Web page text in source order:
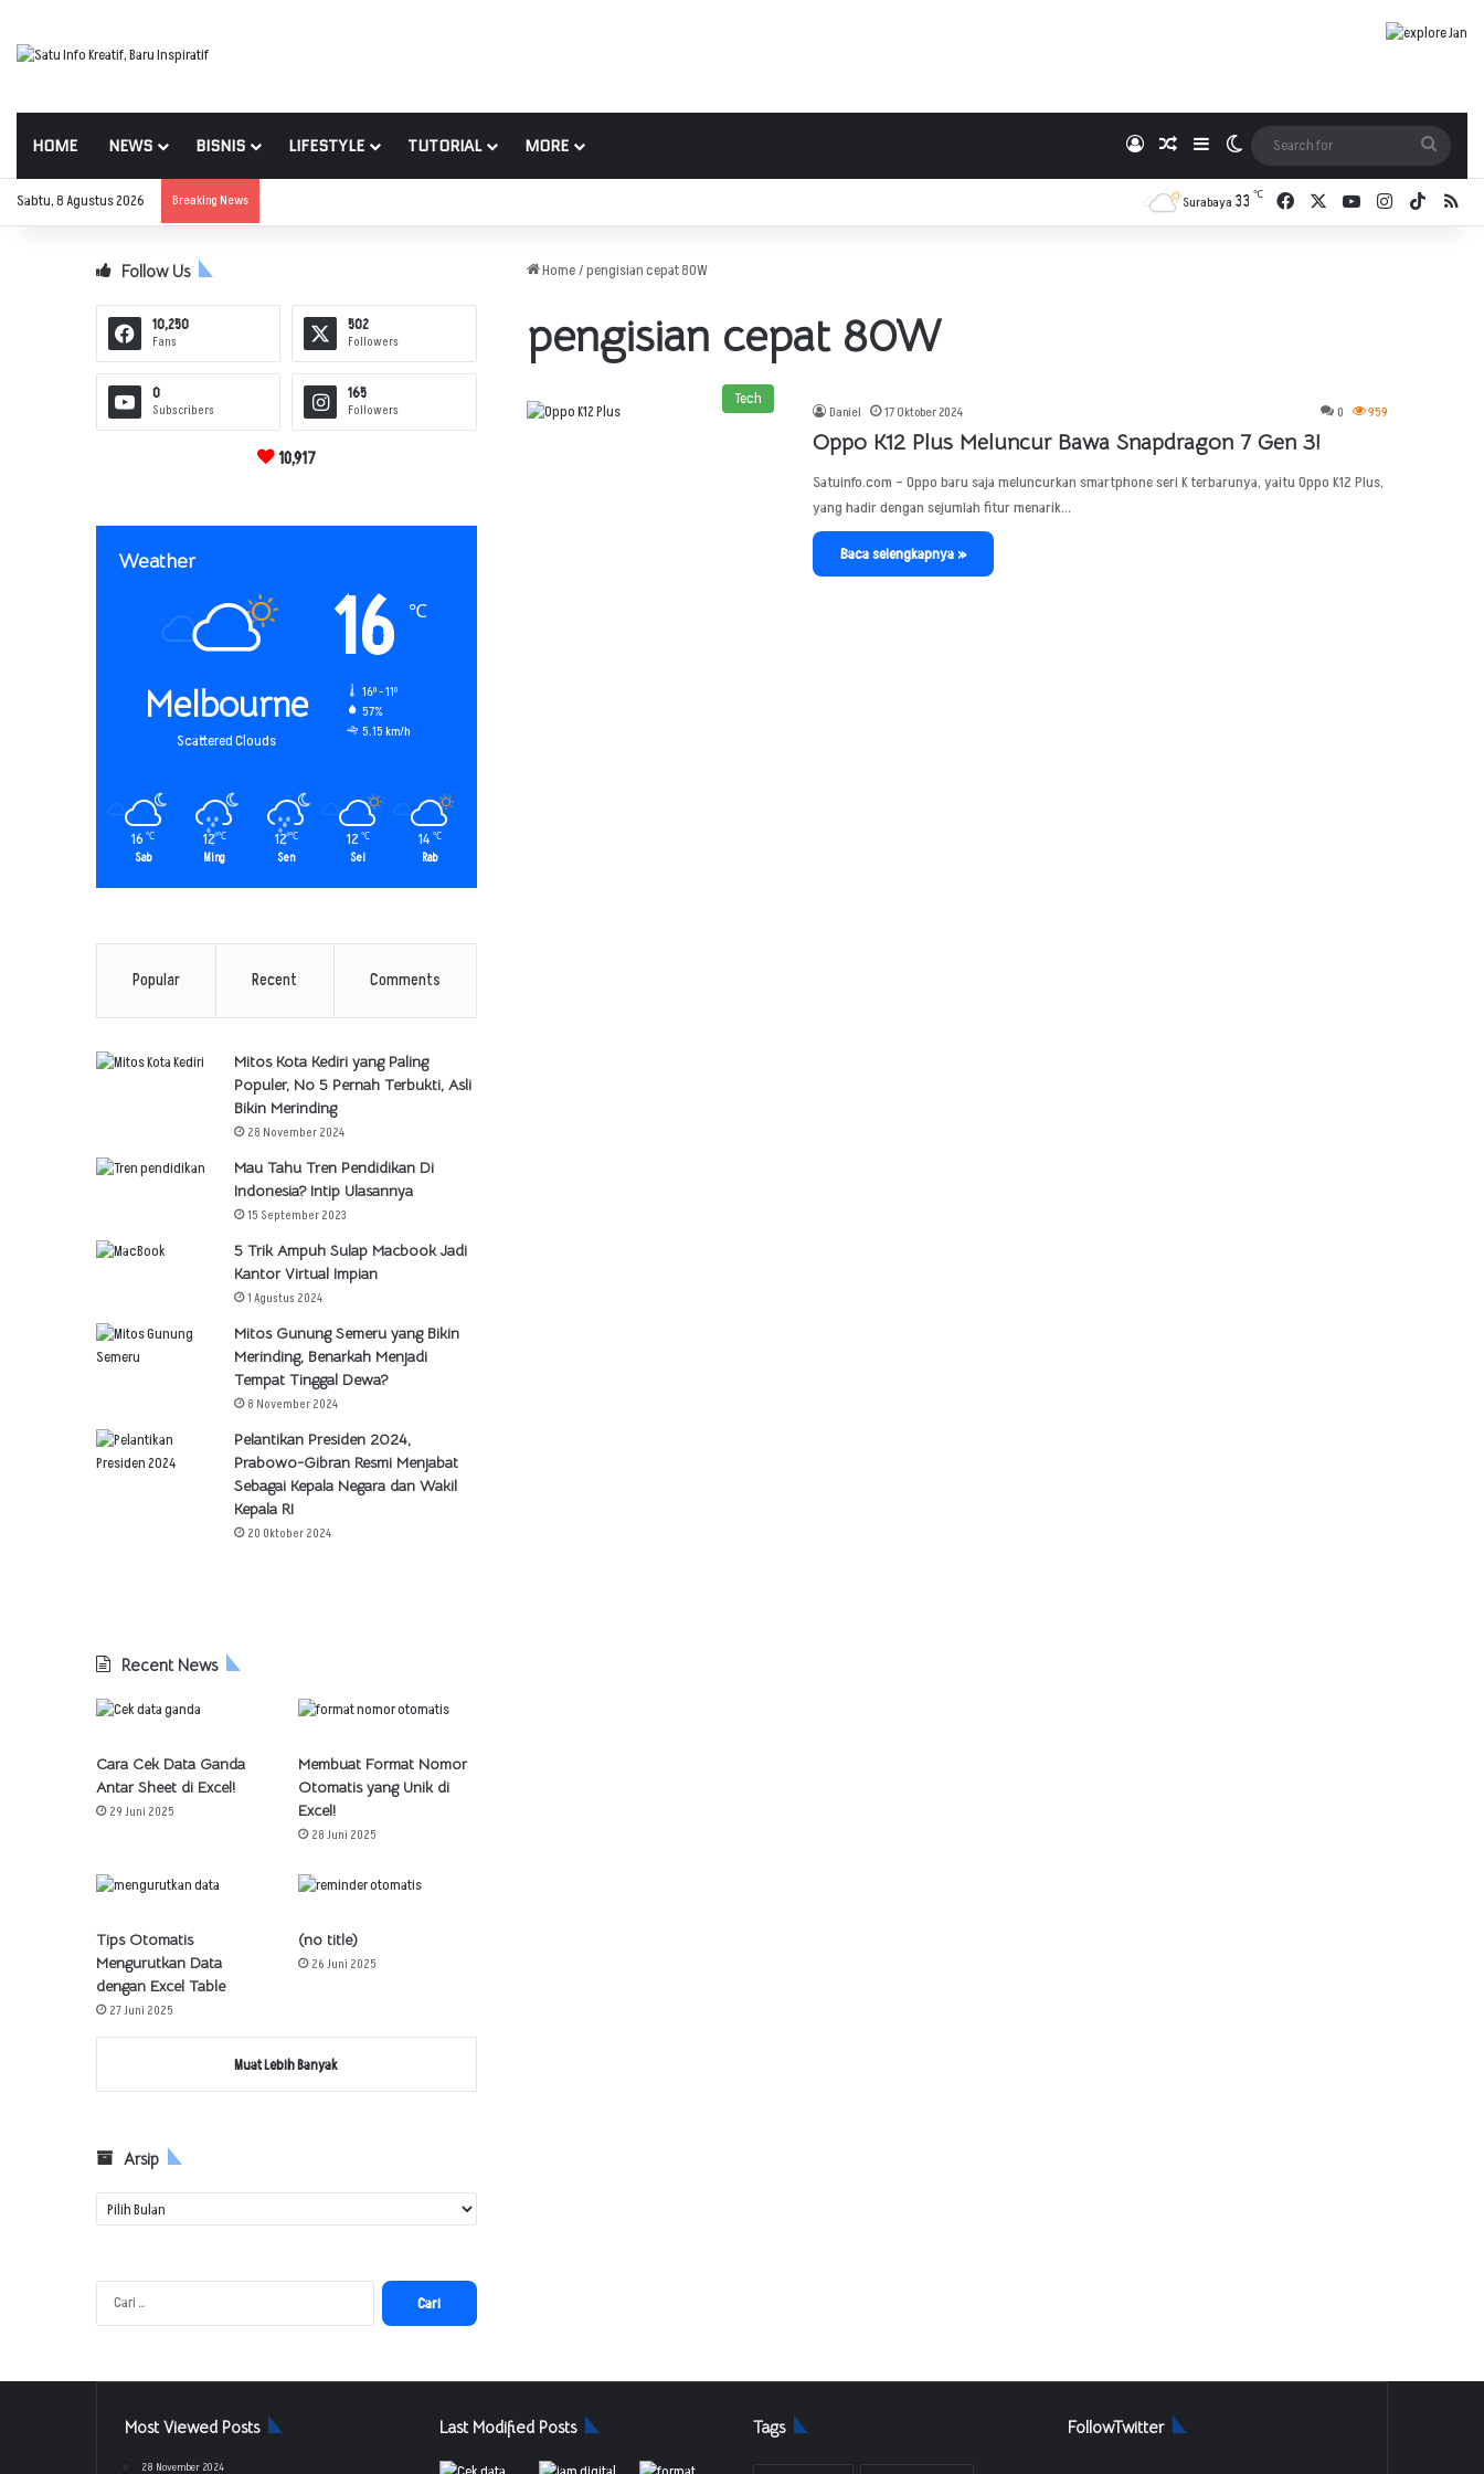
HOME NEWS BISNIS LIFESTYLE TUTORIAL MORE Log In Random Article
Sidebar Switch skin
for
Sabtu, 8 Agustus 2026 Breaking News Surabaya 33 ℃ Facebook YouTubeInstagram
TikTokRSS
Home/pengisian cepat 80W
pengisian cepat 80W
Tech
Daniel 17 Oktober 2024 0 959
Oppo K12 Plus Meluncur Bawa Snapdragon 7 Gen 3!
Satuinfo.com – Oppo baru saja meluncurkan smartphone seri K terbarunya, yaitu Oppo K12 Plus,
yang hadir dengan sejumlah fitur menarik…
Baca selengkapnya »
Follow Us
10,250
Fans
502
Followers
0
Subscribers
165
Followers
10,917
Weather
Melbourne
Scattered Clouds
16 ℃
16º - 11º
57%
5.15 km/h
16 ℃
Sab
12℃
Ming
12℃
Sen
12 ℃
Sel
14 ℃
Rab
Popular Recent Comments
Mitos Kota Kediri yang Paling
Populer, No 5 Pernah Terbukti, Asli
Bikin Merinding
28 November 2024
Mau Tahu Tren Pendidikan Di
Indonesia? Intip Ulasannya
15 September 2023
5 Trik Ampuh Sulap Macbook Jadi
Kantor Virtual Impian
1 Agustus 2024
Mitos Gunung Semeru yang Bikin
Merinding, Benarkah Menjadi
Tempat Tinggal Dewa?
8 November 2024
Pelantikan Presiden 2024,
Prabowo-Gibran Resmi Menjabat
Sebagai Kepala Negara dan Wakil
Kepala RI
20 Oktober 2024
Recent News
Cara Cek Data Ganda
Antar Sheet di Excel!
29 Juni 2025
Membuat Format Nomor
Otomatis yang Unik di
Excel!
28 Juni 2025
Tips Otomatis
Mengurutkan Data
dengan Excel Table
27 Juni 2025
(no title)
26 Juni 2025
Muat Lebih Banyak
Arsip
i
u
Most Viewed Posts
28 November 2024
Last Modified Posts Tags FollowTwitter